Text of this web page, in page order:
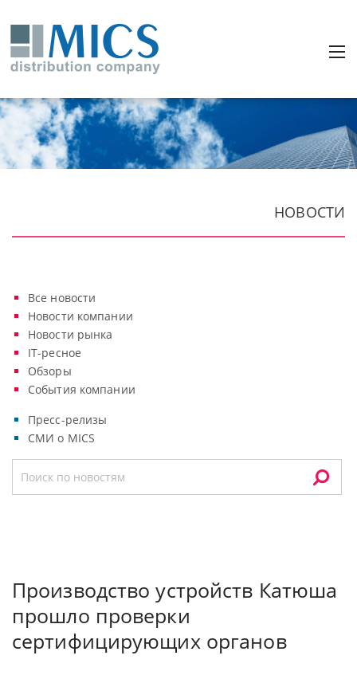
НОВОСТИ
Все новости
Новости компании
Новости рынка
IT-ресное
Обзоры
События компании
Пресс-релизы
СМИ о MICS
Производство устройств Катюша
прошло проверки
сертифицирующих органов